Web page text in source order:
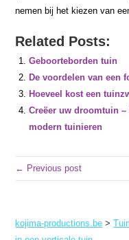
nemen bij het kiezen van
Related Posts:
Geboorteborden tuin
De voordelen van een
Hoeveel kost een
Creëer uw droomtuin
modern tuinieren
← Previous post
kojima-productions.be >